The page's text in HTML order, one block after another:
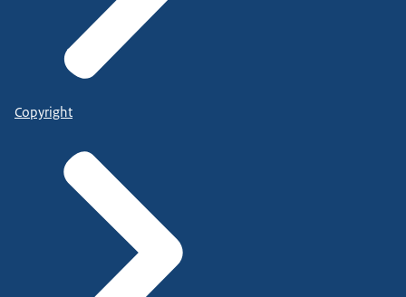
Copyright